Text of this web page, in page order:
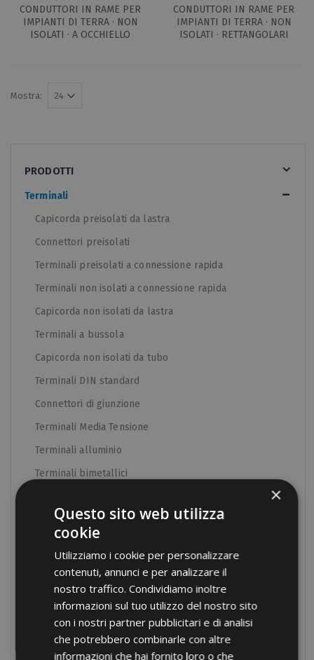
CONDUTTORI IN RAME PER
IMPIANTI DI TERRA · NON
ISOLATI · A OCCHIELLO
CONDUTTORI IN RAME PER
IMPIANTI DI TERRA · NON
ISOLATI · RETTANGOLARI
Mostra:
PRODOTTI
Terminali
Capicorda preisolati da lastra
Connettori preisolati
Terminali preisolati a connessione rapida
Terminali non isolati a connessione rapida
Capicorda non isolati da lastra
Terminali a bussola
Capicorda non isolati da tubo
Terminali DIN standard
Connettori di giunzione
Terminali Media Tensione
Terminali alluminio
Terminali bimetallici
Capicorda preisolati da tubo
Connessioni a vite
Morsettiere
Morsettiere da quadro
×
Questo sito web utilizza
cookie
Utilizziamo i cookie per personalizzare
contenuti, annunci e per analizzare il
nostro traffico. Condividiamo inoltre
informazioni sul tuo utilizzo del nostro sito
con i nostri partner pubblicitari e di analisi
che potrebbero combinarle con altre
informazioni che hai fornito loro o che